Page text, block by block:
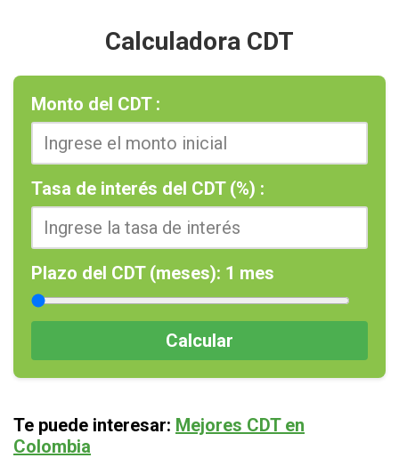
Calculadora CDT
Monto del CDT :
Tasa de interés del CDT (%) :
Plazo del CDT (meses): 1 mes
Calcular
Te puede interesar: Mejores CDT en
Colombia